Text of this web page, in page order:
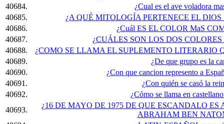
40684.
¿Cual es el ave voladora
40685.
¿A QUÉ MITOLOGÍA PERTENECE EL
40686.
¿Cuál ES EL COLOR MaS
40687.
¿CUÁLES SON LOS DOS
40688.
¿COMO SE LLAMA EL SUPLEMENTO LITERARIO
40689.
¿De que grupo es la
40690.
¿Con que cancion represento a
40691.
¿Con quién se casó la
40692.
¿Cómo se llama en
40693.
¿16 DE MAYO DE 1975 DE QUE ESCANDALO
ABRAHAM BEN